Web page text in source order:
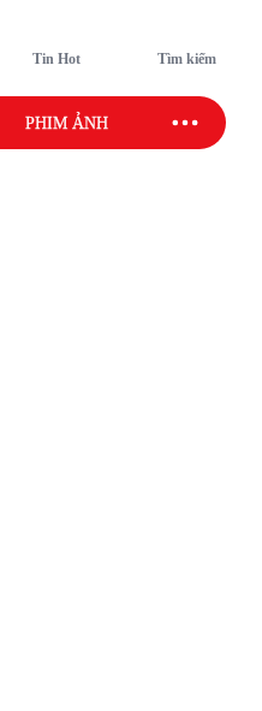
Tin Hot Tìm kiếm
PHIM ẢNH SAO SPORT